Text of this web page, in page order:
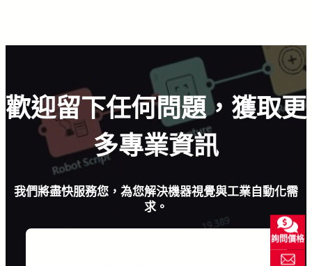
詢問價格
歡迎留下任何問題，獲取更
多專業資訊
我們將盡快服務您，為您解決機器視覺與工業自動化需
求。